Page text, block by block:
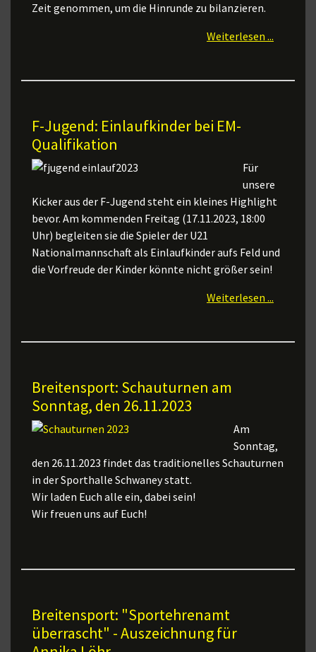
Zeit genommen, um die Hinrunde zu bilanzieren.
Weiterlesen ...
F-Jugend: Einlaufkinder bei EM-
Qualifikation
Für
unsere
Kicker aus der F-Jugend steht ein kleines Highlight
bevor. Am kommenden Freitag (17.11.2023, 18:00
Uhr) begleiten sie die Spieler der U21
Nationalmannschaft als Einlaufkinder aufs Feld und
die Vorfreude der Kinder könnte nicht größer sein!
Weiterlesen ...
Breitensport: Schauturnen am
Sonntag, den 26.11.2023
Am
Sonntag,
den 26.11.2023 findet das traditionelles Schauturnen
in der Sporthalle Schwaney statt.
Wir laden Euch alle ein, dabei sein!
Wir freuen uns auf Euch!
Breitensport: "Sportehrenamt
überrascht" - Auszeichnung für